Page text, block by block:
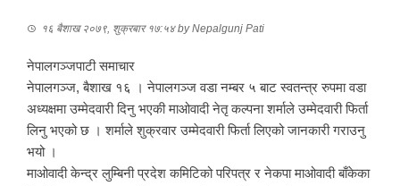
१६ बैशाख २०७९, शुक्रबार १७:५४byNepalgunj Pati
नेपालगञ्जपाटी समाचार
नेपालगञ्ज, बैशाख १६ । नेपालगञ्ज वडा नम्बर ५ बाट स्वतन्त्र रुपमा वडा
अध्यक्षमा उम्मेदवारी दिनु भएकी माओवादी नेतृ कल्पना शर्माले उम्मेदवारी फिर्ता
लिनु भएको छ । शर्माले शुक्रवार उम्मेदवारी फिर्ता लिएको जानकारी गराउनु
भयो ।
माओवादी केन्द्र लुम्बिनी प्रदेश कमिटिको परिपत्र र नेकपा माओवादी बाँकेका